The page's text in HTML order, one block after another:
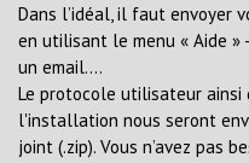
Dans l’idéal, il faut envoyer
en utilisant le menu « Aide »
un email….
Le protocole utilisateur
l'installation nous seront
joint (.zip). Vous n’avez pas